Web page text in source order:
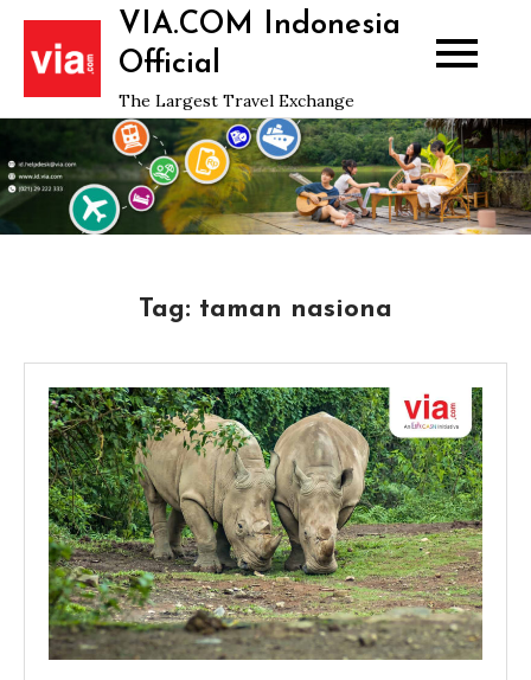
Skip
content
VIA.COM Indonesia
Official
The Largest Travel Exchange
Tag: taman nasiona